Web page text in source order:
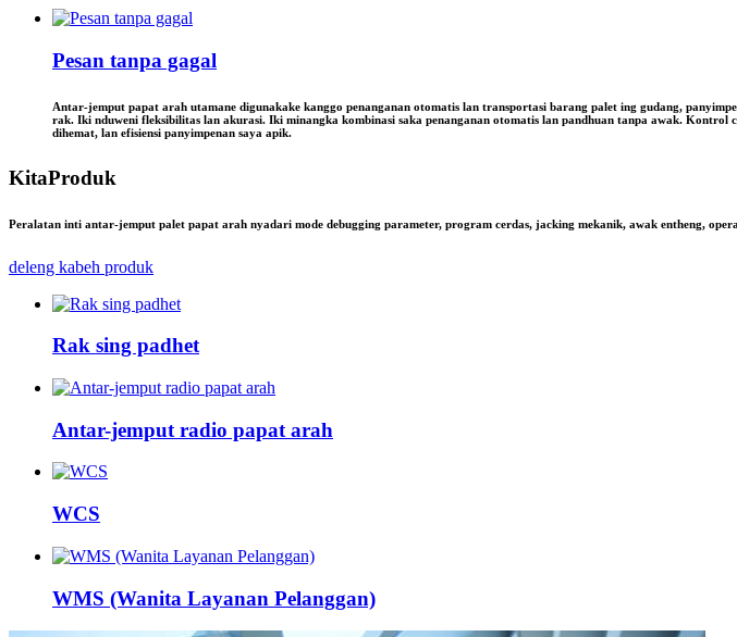
Pesan tanpa gagal
Antar-jemput papat arah utamane digunakake kanggo penanganan otomatis lan transportasi barang palet ing gudang,
rak. Iki nduweni fleksibilitas lan akurasi. Iki minangka kombinasi saka penanganan otomatis lan pandhuan tanpa awak.
dihemat, lan efisiensi panyimpenan saya apik.
KitaProduk
Peralatan inti antar-jemput palet papat arah nyadari mode debugging parameter, program cerdas, jacking mekanik, awak entheng,
deleng kabeh produk
Rak sing padhet
Antar-jemput radio papat arah
WCS
WMS (Wanita Layanan Pelanggan)